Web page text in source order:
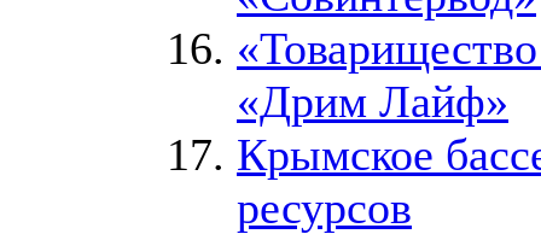
«Дрим Лайф»
Крымское
ресурсов